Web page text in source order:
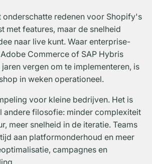
onderschatte redenen voor Shopify's
met features, maar de snelheid
naar live kunt. Waar enterprise-
Commerce of SAP Hybris
vergen om te implementeren, is
in weken operationeel.
voor kleine bedrijven. Het is
andere filosofie: minder complexiteit
meer snelheid in de iteratie. Teams
aan platformonderhoud en meer
campagnes en